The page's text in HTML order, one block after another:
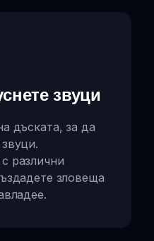
звуци
дъската, за да
различни
зловеща